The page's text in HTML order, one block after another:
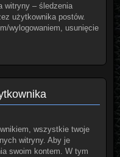
witryny – śledzenia
użytkownika postów.
wylogowaniem, usunięcie
wszystkie twoje
witryny. Aby je
swoim kontem. W tym